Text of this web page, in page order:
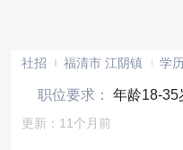
社招 福清市 江阴镇 学
职位要求： 年龄18-35
更新：11个月前